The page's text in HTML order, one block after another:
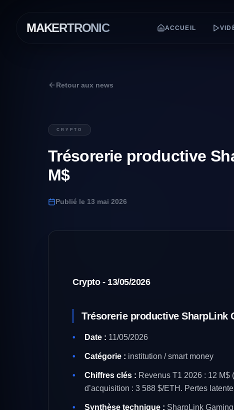
MAKERTRONIC ACCUEIL
Retour aux news
CRYPTO
Trésorerie productive
M$
Publié le 13 mai 2026
Crypto - 13/05/2026
Trésorerie productive SharpLink
Date : 11/05/2026
Catégorie : institution / smart money
Chiffres clés : Revenus T1 2026 : 12 M$
d’acquisition : 3 588 $/ETH. Pertes
Synthèse technique : SharpLink